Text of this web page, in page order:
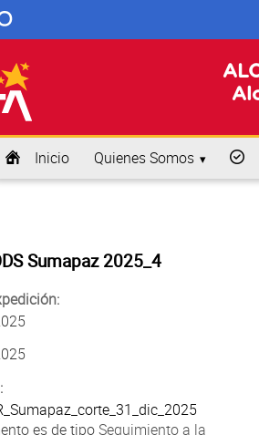
Inicio Quienes Somos
aquí
Sumapaz 2025_4
es de tipoSeguimiento a la